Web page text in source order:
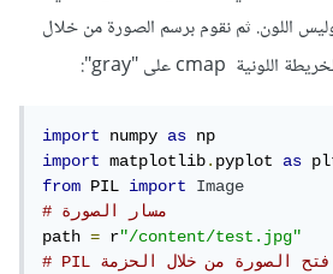
اللون. ثم نقوم برسم الصورة من خلال
import numpy as
import matplotlib.pyplot as
from PIL import
Image
# مسار الصورة
path = r"/content/test.jpg"
# PIL فتح الصورة من خلال الحزمة